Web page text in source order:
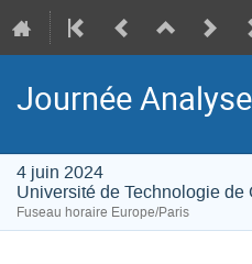
Journée
4 juin 2024
Université de Technologie de
Fuseau horaire Europe/Paris